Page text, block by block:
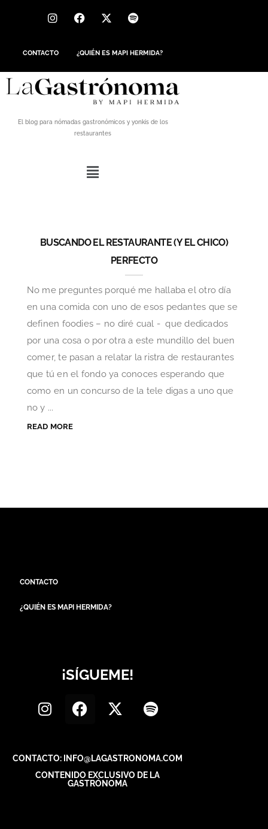
CONTACTO ¿QUIÉN ES MAPI HERMIDA?
El blog para nómadas gastronómicos y yonkis de los
restaurantes
BUSCANDO EL RESTAURANTE (Y EL CHICO)
PERFECTO
No me preguntes porqué me hallaba el otro día
en una comida con uno de esos pedantes que se
definen foodies – no diré cual - que dedicados
por una cosa o por otra a este mundillo del buen
comer, te pasan a relatar la ristra de restaurantes
que tú en el fondo ya conoces esperando que
como en un concurso de la tele digas a uno que
no y ...
READ MORE
CONTACTO
¿QUIÉN ES MAPI HERMIDA?
¡SÍGUEME!
CONTACTO: INFO@LAGASTRONOMA.COM
CONTENIDO EXCLUSIVO DE LA
GASTRÓNOMA